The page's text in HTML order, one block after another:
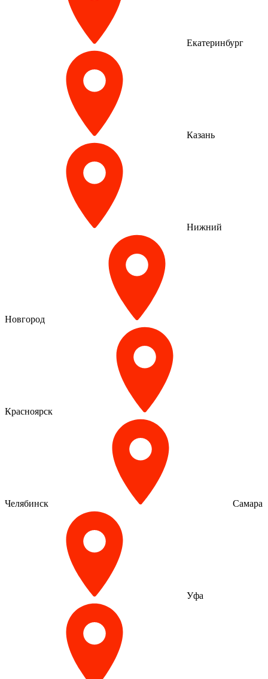
Екатеринбург
Казань
Нижний
Новгород
Красноярск
Челябинск Самара
Уфа